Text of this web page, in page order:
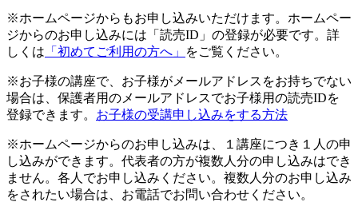
※ホームページからもお申し込みいただけます。ホームペー
ジからのお申し込みには「読売ID」の登録が必要です。詳
しくは 「初めてご利用の方へ」 をご覧ください。
※お子様の講座で、お子様がメールアドレスをお持ちでない
場合は、保護者用のメールアドレスでお子様用の読売IDを
登録できます。 お子様の受講申し込みをする方法
※ホームページからのお申し込みは、１講座につき１人の申
し込みができます。代表者の方が複数人分の申し込みはでき
ません。各人でお申し込みください。複数人分のお申し込み
をされたい場合は、お電話でお問い合わせください。